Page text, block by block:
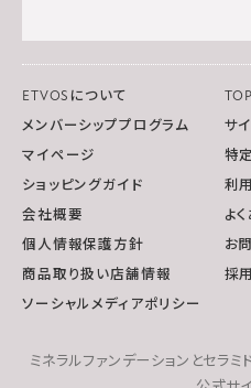
ETVOSについて
TOP
メンバーシッププログラム
サ
マイページ
特
ショッピングガイド
利
会社概要
よ
個人情報保護方針
お
商品取り扱い店舗情報
採
ソーシャルメディアポリシー
ミネラルファンデーションとセラミ